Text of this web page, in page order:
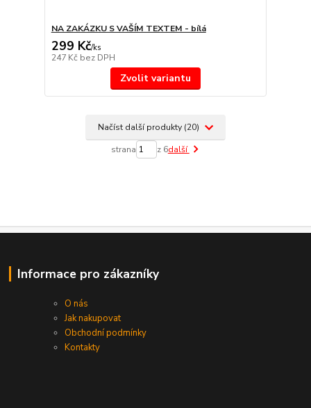
NA ZAKÁZKU S VAŠÍM TEXTEM - bílá
299 Kč/ks
247 Kč bez DPH
Zvolit variantu
Načíst další produkty (20)
strana z 6další
Informace pro zákazníky
O nás
Jak nakupovat
Obchodní podmínky
Kontakty